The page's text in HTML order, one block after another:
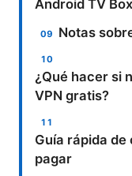
Android TV Box
Notas
¿Qué hacer si
VPN gratis?
Guía rápida
pagar